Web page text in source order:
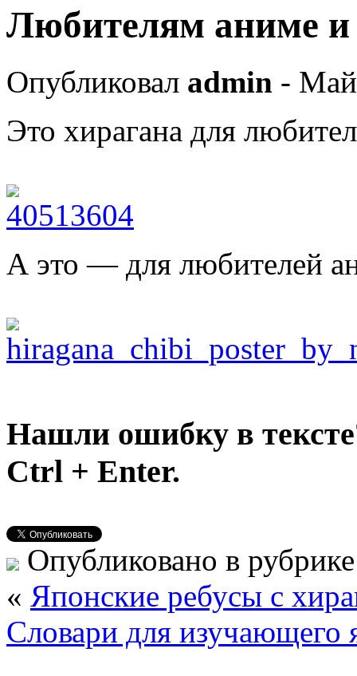
Любителям аниме
Опубликовал admin -
Это хирагана для
А это — для любителей
Нашли ошибку в
Ctrl + Enter.
Опубликовано в
« Японские ребусы с
Словари для изучающего